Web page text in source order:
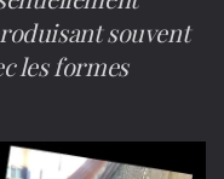
souvent
les formes